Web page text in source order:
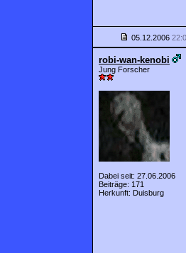
05.12.2006
robi-wan-kenobi
Jung Forscher
Dabei seit: 27.06.2006
Beiträge: 171
Herkunft: Duisburg